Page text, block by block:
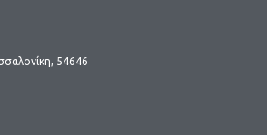
54646